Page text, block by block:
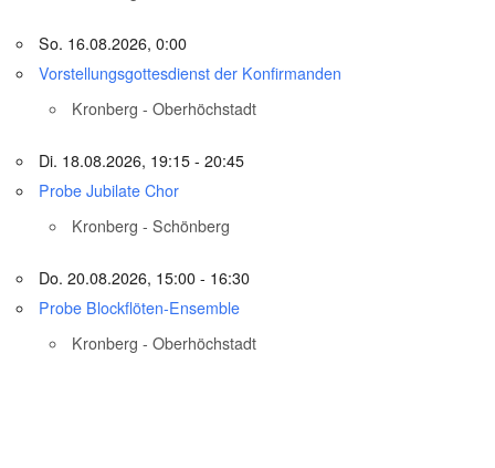
So. 16.08.2026, 0:00
Vorstellungsgottesdienst der Konfirmanden
Kronberg - Oberhöchstadt
Di. 18.08.2026, 19:15 - 20:45
Probe Jubilate Chor
Kronberg - Schönberg
Do. 20.08.2026, 15:00 - 16:30
Probe Blockflöten-Ensemble
Kronberg - Oberhöchstadt